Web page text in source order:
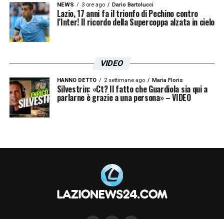
NEWS 3 ore ago Dario Bartolucci
Lazio, 17 anni fa il trionfo di Pechino contro
l’Inter! Il ricordo della Supercoppa alzata in cielo
VIDEO
HANNO DETTO 2 settimane ago Maria Floris
Silvestrin: «Ct? Il fatto che Guardiola sia qui a
parlarne è grazie a una persona» – VIDEO